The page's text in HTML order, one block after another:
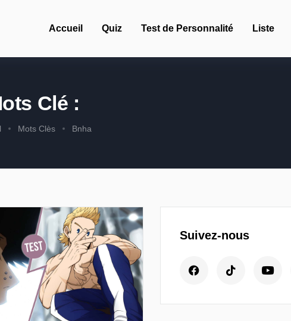
Accueil Quiz Test de Personnalité Liste
Clé :
Mots Clès Bnha
Suivez-nous